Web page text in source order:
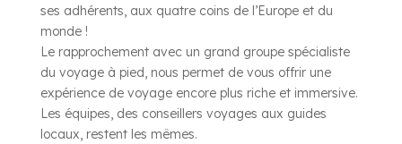
ses adhérents, aux quatre coins de l’Europe et du
monde !
Le rapprochement avec un grand groupe spécialiste
du voyage à pied, nous permet de vous offrir une
expérience de voyage encore plus riche et immersive.
Les équipes, des conseillers voyages aux guides
locaux, restent les mêmes.